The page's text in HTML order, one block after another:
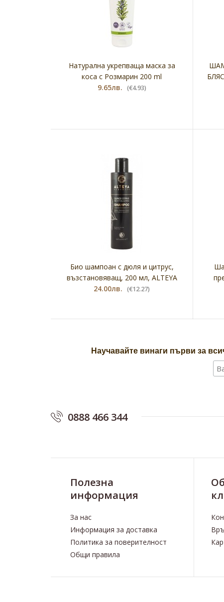
Натурална укрепваща маска за
коса с Розмарин 200 ml
9.65лв. (€4.93)
Био шампоан с дюля и цитрус,
възстановяващ, 200 мл, ALTEYA
24.00лв. (€12.27)
Научавайте винаги първи за
0888 466 344
Полезна
информация
За нас
Информация за доставка
Политика за поверителност
Общи правила